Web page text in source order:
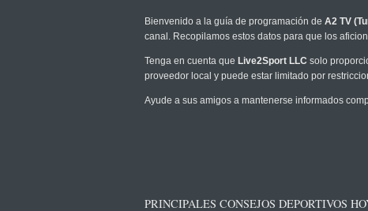
Bienvenido a la guía de programación de A2 TV
canal. Recopilamos estos datos para que los
Tenga en cuenta que Live2Sport LLC solo
proveedor local y puede estar limitado por
Ayude a sus amigos a mantenerse informados
PRINCIPALES CONSEJOS DEPORTIVOS